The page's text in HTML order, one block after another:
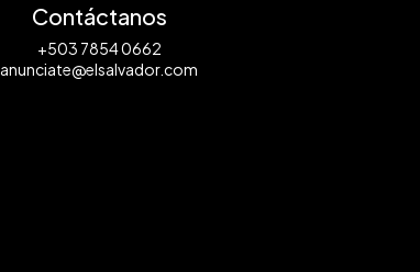
Contáctanos
+503 7854 0662
anunciate@elsalvador.com